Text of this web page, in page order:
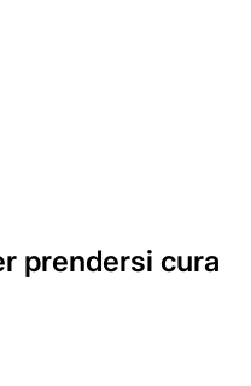
prendersi cura